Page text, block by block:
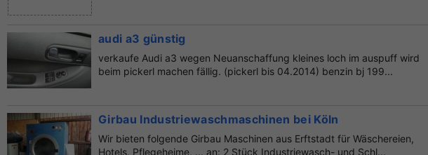
audi a3 günstig
verkaufe Audi a3 wegen Neuanschaffung kleines loch im auspuff wird
beim pickerl machen fällig. (pickerl bis 04.2014) benzin bj 199...
Girbau Industriewaschmaschinen bei Köln
Wir bieten folgende Girbau Maschinen aus Erftstadt für Wäschereien,
Hotels, Pflegeheime, ... an: 2 Stück Industriewasch- und Schl...